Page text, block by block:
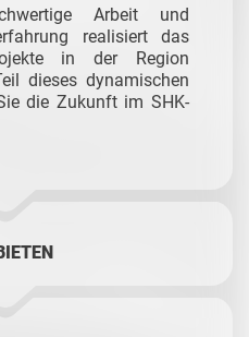
Arbeit und
realisiert das
in der Region
dieses dynamischen
die Zukunft im SHK-